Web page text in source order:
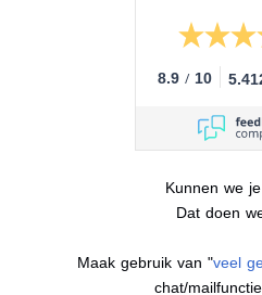
8.9 / 10
Kunnen we
Dat doen
Maak gebruik van "veel
chat/